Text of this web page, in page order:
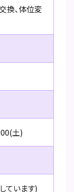
換、体位変
00(土)
ています)